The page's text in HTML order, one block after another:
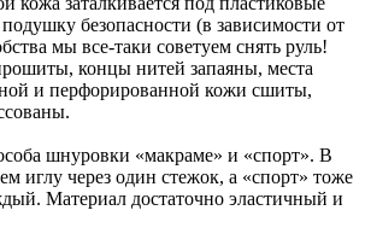
безопасности (в зависимости от
мы все-таки советуем снять руль!
концы нитей запаяны, места
и перфорированной кожи сшиты,
шнуровки «макраме» и «спорт». В
иглу через один стежок, а «спорт» тоже
Материал достаточно эластичный и